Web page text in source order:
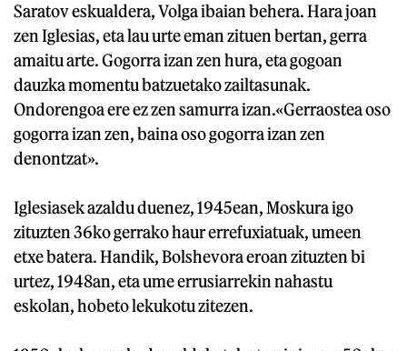
Saratov eskualdera, Volga ibaian behera. Hara joan
zen Iglesias, eta lau urte eman zituen bertan, gerra
amaitu arte. Gogorra izan zen hura, eta gogoan
dauzka momentu batzuetako zailtasunak.
Ondorengoa ere ez zen samurra izan.«Gerraostea oso
gogorra izan zen, baina oso gogorra izan zen
denontzat».
Iglesiasek azaldu duenez, 1945ean, Moskura igo
zituzten 36ko gerrako haur errefuxiatuak, umeen
etxe batera. Handik, Bolshevora eroan zituzten bi
urtez, 1948an, eta ume errusiarrekin nahastu
eskolan, hobeto lekukotu zitezen.